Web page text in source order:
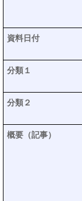
資料日付
分類１
分類２
概要（記事）